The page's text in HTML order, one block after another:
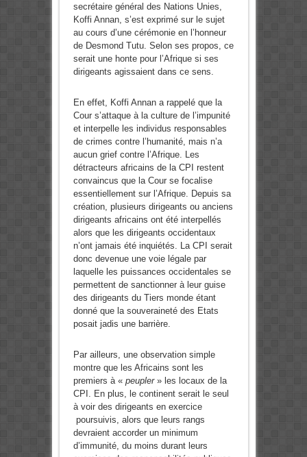
secrétaire général des Nations Unies,
Koffi Annan, s’est exprimé sur le sujet
au cours d’une cérémonie en l’honneur
de Desmond Tutu. Selon ses propos, ce
serait une honte pour l’Afrique si ses
dirigeants agissaient dans ce sens.
En effet, Koffi Annan a rappelé que la
Cour s’attaque à la culture de l’impunité
et interpelle les individus responsables
de crimes contre l’humanité, mais n’a
aucun grief contre l’Afrique. Les
détracteurs africains de la CPI restent
convaincus que la Cour se focalise
essentiellement sur l’Afrique. Depuis sa
création, plusieurs dirigeants ou anciens
dirigeants africains ont été interpellés
alors que les dirigeants occidentaux
n’ont jamais été inquiétés. La CPI serait
donc devenue une voie légale par
laquelle les puissances occidentales se
permettent de sanctionner à leur guise
des dirigeants du Tiers monde étant
donné que la souveraineté des Etats
posait jadis une barrière.
Par ailleurs, une observation simple
montre que les Africains sont les
premiers à « peupler » les locaux de la
CPI. En plus, le continent serait le seul
à voir des dirigeants en exercice
poursuivis, alors que leurs rangs
devraient accorder un minimum
d’immunité, du moins durant leurs